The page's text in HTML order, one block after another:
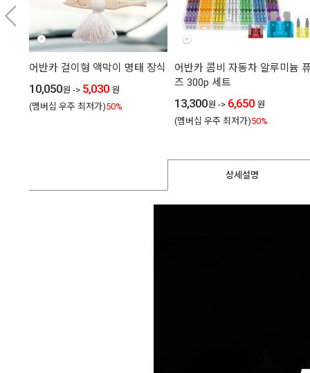
어반카 걸이형 액막이 명태 장식
10,050원 -> 5,030 원
(멤버십 우주 최저가)50%
어반카 콤비 자동차 알루미늄
즈 300p 세트
13,300원 -> 6,650 원
(멤버십 우주 최저가)50%
상세설명